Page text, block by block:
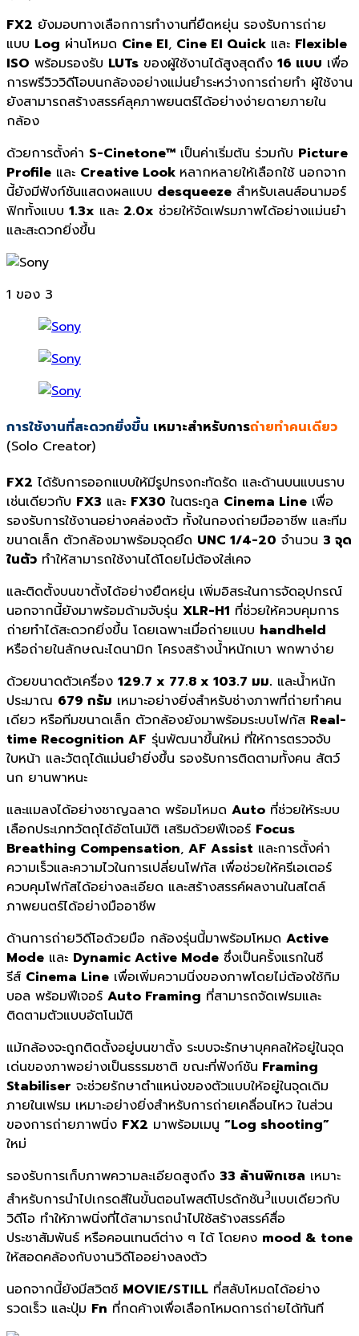
FX2 ยังมอบทางเลือกการทำงานที่ยืดหยุ่น รองรับการถ่าย
แบบ Log ผ่านโหมด Cine EI, Cine EI Quick และ Flexible
ISO พร้อมรองรับ LUTs ของผู้ใช้งานได้สูงสุดถึง 16 แบบ เพื่อ
การพรีวิววิดีโอบนกล้องอย่างแม่นยำระหว่างการถ่ายทำ ผู้ใช้งาน
ยังสามารถสร้างสรรค์ลุคภาพยนตร์ได้อย่างง่ายดายภายใน
กล้อง
ด้วยการตั้งค่า S-Cinetone™ เป็นค่าเริ่มต้น ร่วมกับ Picture
Profile และ Creative Look หลากหลายให้เลือกใช้ นอกจาก
นี้ยังมีฟังก์ชันแสดงผลแบบ desqueeze สำหรับเลนส์อนามอร์
ฟิกทั้งแบบ 1.3x และ 2.0x ช่วยให้จัดเฟรมภาพได้อย่างแม่นยำ
และสะดวกยิ่งขึ้น
1 ของ 3
การใช้งานที่สะดวกยิ่งขึ้น เหมาะสำหรับการถ่ายทำคนเดียว
(Solo Creator)
FX2 ได้รับการออกแบบให้มีรูปทรงกะทัดรัด และด้านบนแบนราบ
เช่นเดียวกับ FX3 และ FX30 ในตระกูล Cinema Line เพื่อ
รองรับการใช้งานอย่างคล่องตัว ทั้งในกองถ่ายมืออาชีพ และทีม
ขนาดเล็ก ตัวกล้องมาพร้อมจุดยึด UNC 1/4-20 จำนวน 3 จุด
ในตัว ทำให้สามารถใช้งานได้โดยไม่ต้องใส่เคจ
และติดตั้งบนขาตั้งได้อย่างยืดหยุ่น เพิ่มอิสระในการจัดอุปกรณ์
นอกจากนี้ยังมาพร้อมด้ามจับรุ่น XLR-H1 ที่ช่วยให้ควบคุมการ
ถ่ายทำได้สะดวกยิ่งขึ้น โดยเฉพาะเมื่อถ่ายแบบ handheld
หรือถ่ายในลักษณะไดนามิก โครงสร้างน้ำหนักเบา พกพาง่าย
ด้วยขนาดตัวเครื่อง 129.7 x 77.8 x 103.7 มม. และน้ำหนัก
ประมาณ 679 กรัม เหมาะอย่างยิ่งสำหรับช่างภาพที่ถ่ายทำคน
เดียว หรือทีมขนาดเล็ก ตัวกล้องยังมาพร้อมระบบโฟกัส Real-
time Recognition AF รุ่นพัฒนาขึ้นใหม่ ที่ให้การตรวจจับ
ใบหน้า และวัตถุได้แม่นยำยิ่งขึ้น รองรับการติดตามทั้งคน สัตว์
นก ยานพาหนะ
และแมลงได้อย่างชาญฉลาด พร้อมโหมด Auto ที่ช่วยให้ระบบ
เลือกประเภทวัตถุได้อัตโนมัติ เสริมด้วยฟีเจอร์ Focus
Breathing Compensation, AF Assist และการตั้งค่า
ความเร็วและความไวในการเปลี่ยนโฟกัส เพื่อช่วยให้ครีเอเตอร์
ควบคุมโฟกัสได้อย่างละเอียด และสร้างสรรค์ผลงานในสไตล์
ภาพยนตร์ได้อย่างมืออาชีพ
ด้านการถ่ายวิดีโอด้วยมือ กล้องรุ่นนี้มาพร้อมโหมด Active
Mode และ Dynamic Active Mode ซึ่งเป็นครั้งแรกในซี
รีส์ Cinema Line เพื่อเพิ่มความนิ่งของภาพโดยไม่ต้องใช้กิม
บอล พร้อมฟีเจอร์ Auto Framing ที่สามารถจัดเฟรมและ
ติดตามตัวแบบอัตโนมัติ
แม้กล้องจะถูกติดตั้งอยู่บนขาตั้ง ระบบจะรักษาบุคคลให้อยู่ในจุด
เด่นของภาพอย่างเป็นธรรมชาติ ขณะที่ฟังก์ชัน Framing
Stabiliser จะช่วยรักษาตำแหน่งของตัวแบบให้อยู่ในจุดเดิม
ภายในเฟรม เหมาะอย่างยิ่งสำหรับการถ่ายเคลื่อนไหว ในส่วน
ของการถ่ายภาพนิ่ง FX2 มาพร้อมเมนู “Log shooting”
ใหม่
รองรับการเก็บภาพความละเอียดสูงถึง 33 ล้านพิกเซล เหมาะ
สำหรับการนำไปเกรดสีในขั้นตอนโพสต์โปรดักชัน3แบบเดียวกับ
วิดีโอ ทำให้ภาพนิ่งที่ได้สามารถนำไปใช้สร้างสรรค์สื่อ
ประชาสัมพันธ์ หรือคอนเทนต์ต่าง ๆ ได้ โดยคง mood & tone
ให้สอดคล้องกับงานวิดีโออย่างลงตัว
นอกจากนี้ยังมีสวิตช์ MOVIE/STILL ที่สลับโหมดได้อย่าง
รวดเร็ว และปุ่ม Fn ที่กดค้างเพื่อเลือกโหมดการถ่ายได้ทันที